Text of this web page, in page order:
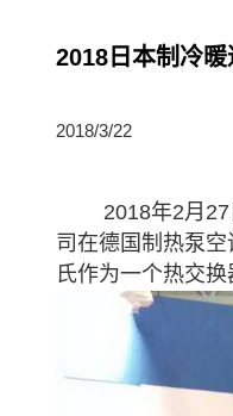
2018日本制冷
2018/3/22
2018年2月
司在德国制热泵
氏作为一个热交